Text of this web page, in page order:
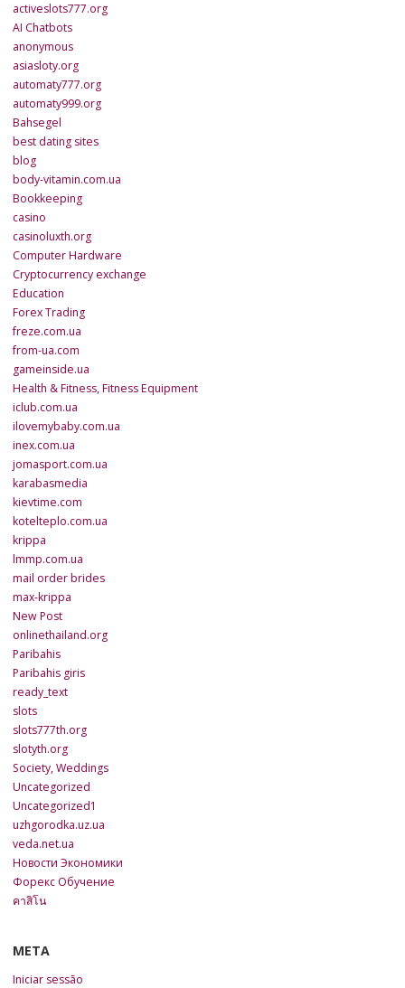
activeslots777.org
AI Chatbots
anonymous
asiasloty.org
automaty777.org
automaty999.org
Bahsegel
best dating sites
blog
body-vitamin.com.ua
Bookkeeping
casino
casinoluxth.org
Computer Hardware
Cryptocurrency exchange
Education
Forex Trading
freze.com.ua
from-ua.com
gameinside.ua
Health & Fitness, Fitness Equipment
iclub.com.ua
ilovemybaby.com.ua
inex.com.ua
jomasport.com.ua
karabasmedia
kievtime.com
kotelteplo.com.ua
krippa
lmmp.com.ua
mail order brides
max-krippa
New Post
onlinethailand.org
Paribahis
Paribahis giris
ready_text
slots
slots777th.org
slotyth.org
Society, Weddings
Uncategorized
Uncategorized1
uzhgorodka.uz.ua
veda.net.ua
Новости Экономики
Форекс Обучение
คาสิโน
META
Iniciar sessão